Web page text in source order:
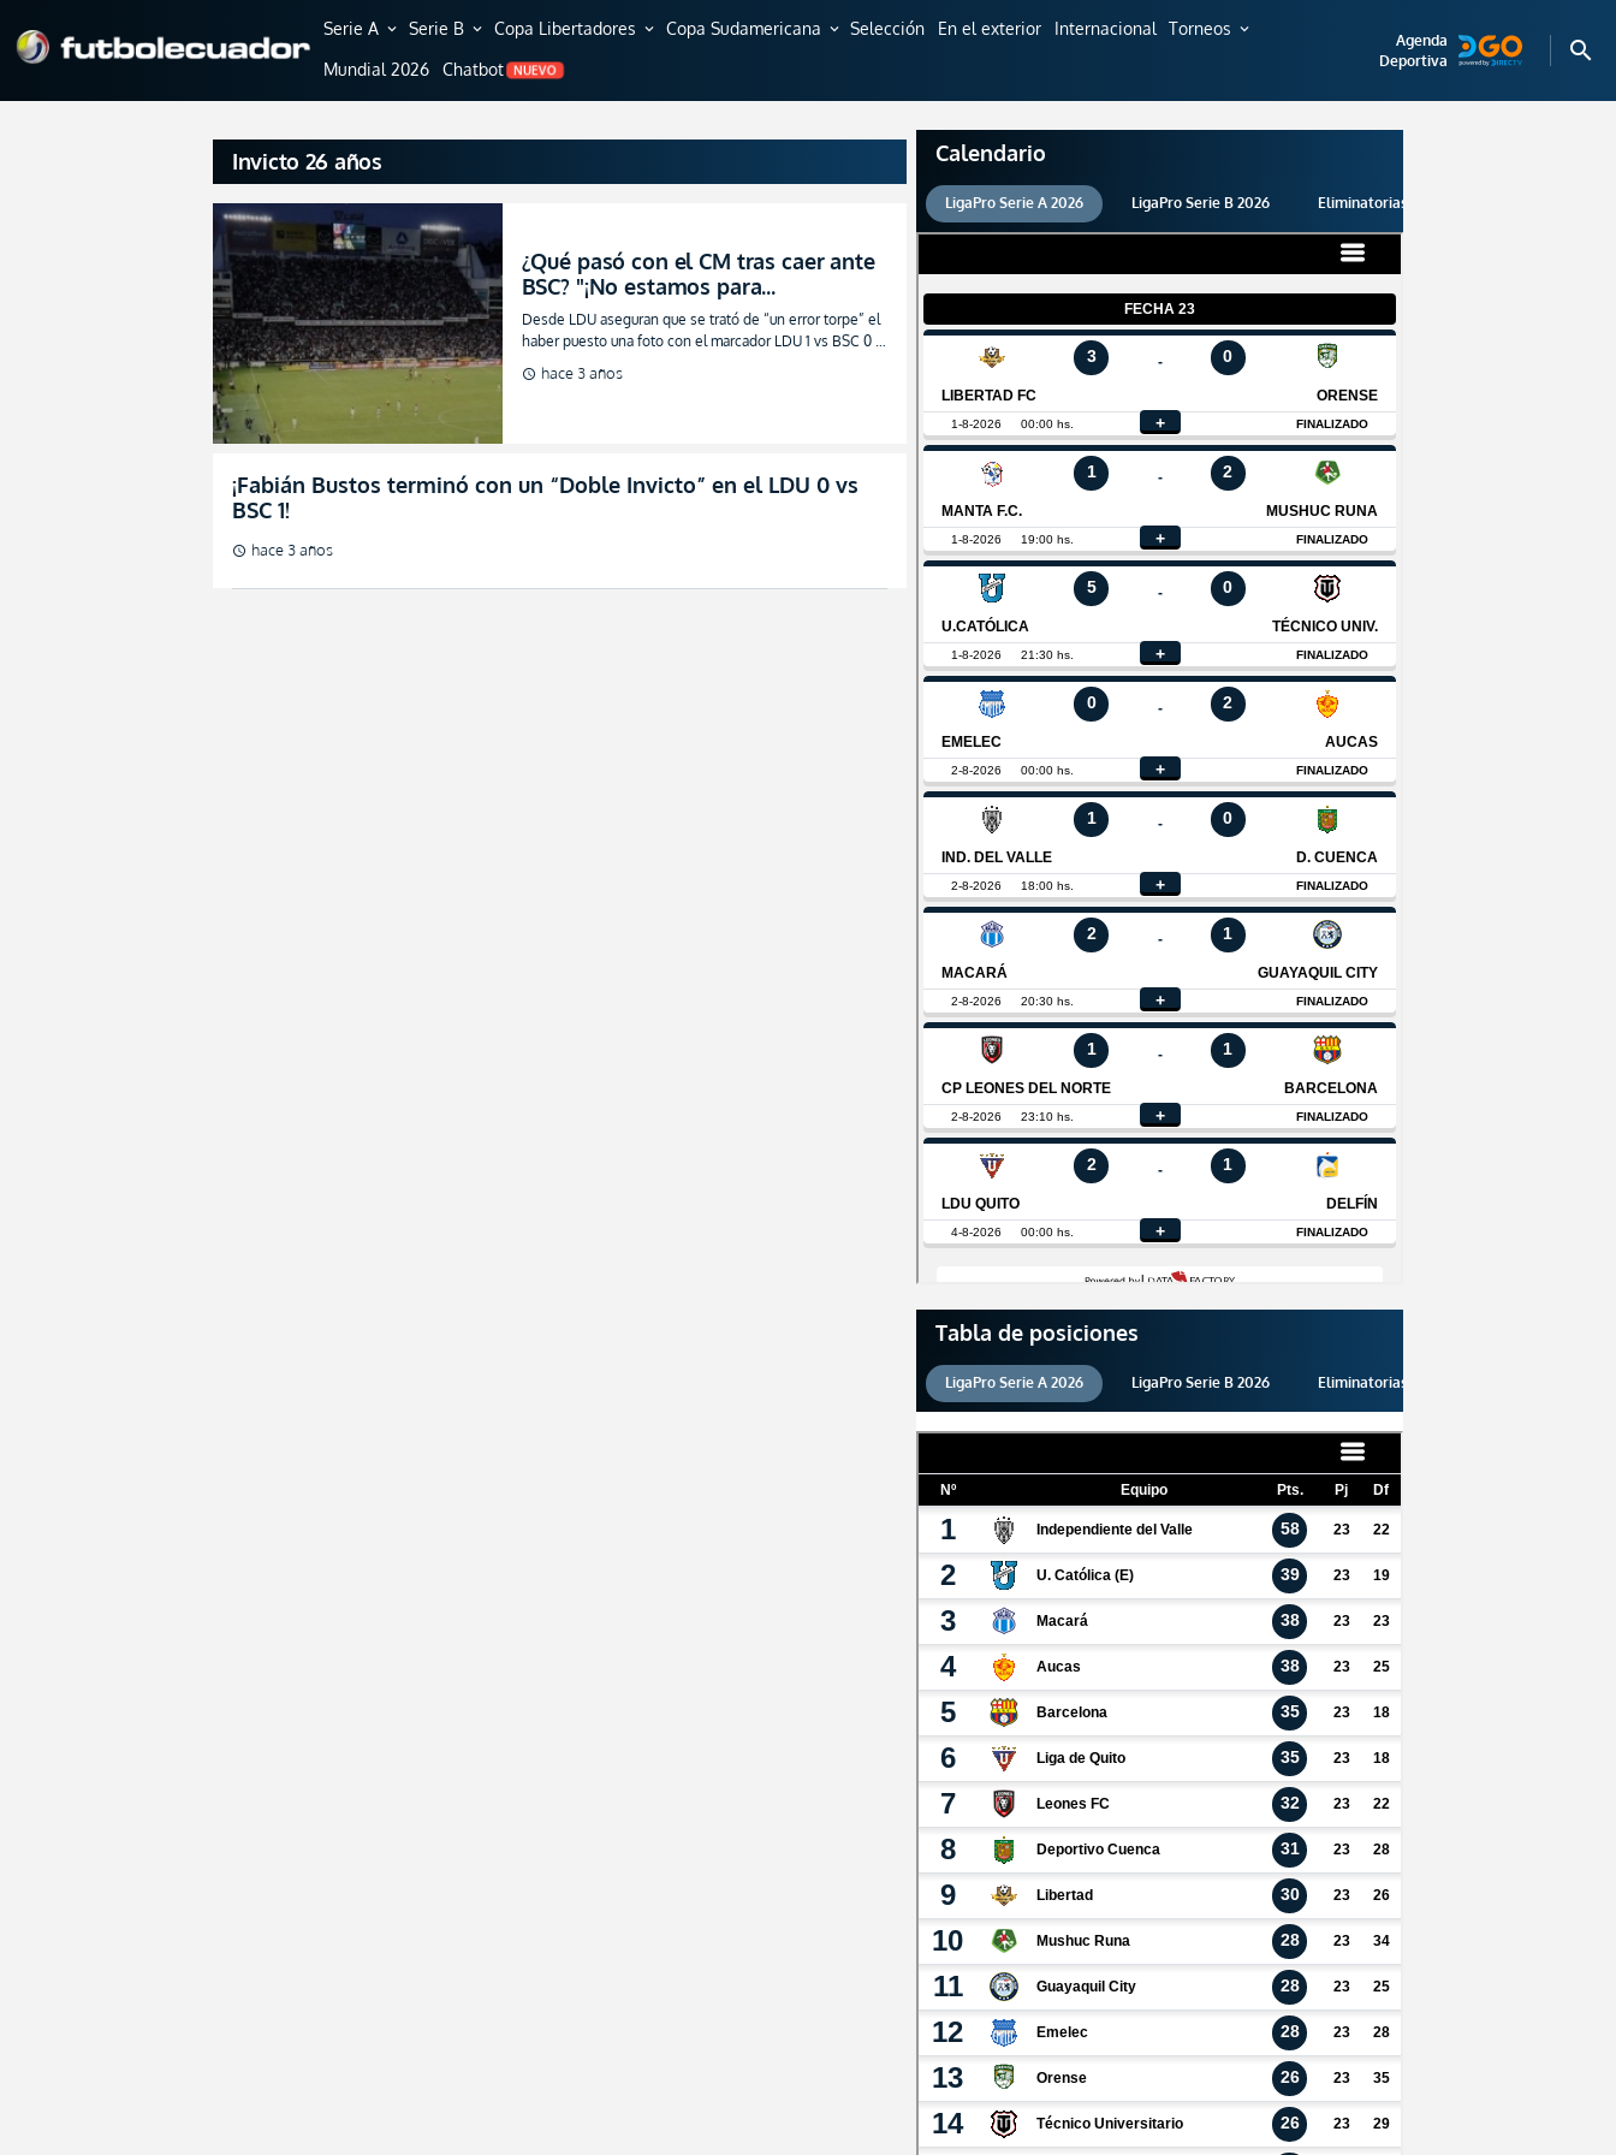
Serie A expand_more Serie B expand_more Copa Libertadores expand_more Copa Sudamericana expand_more Selección En el exterior Internacional Torneos expand_more
Mundial 2026 Chatbot NUEVO
Agenda
Deportiva
search
Invicto 26 años
¿Qué pasó con el CM tras caer ante
BSC? "¡No estamos para
pendejadas!" (EXCLUSIVA)
Desde LDU aseguran que se trató de “un error torpe” el
haber puesto una foto con el marcador LDU 1 vs BSC 0 al
schedule hace 3 años
¡Fabián Bustos terminó con un “Doble Invicto” en el LDU 0 vs
BSC 1!
schedule hace 3 años
Calendario
LigaPro Serie A 2026 LigaPro Serie B 2026 Eliminatorias 2026
Tabla de posiciones
LigaPro Serie A 2026 LigaPro Serie B 2026 Eliminatorias 2026